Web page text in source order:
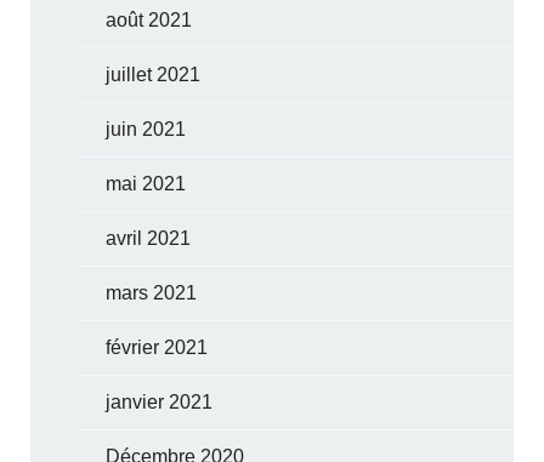
août 2021
juillet 2021
juin 2021
mai 2021
avril 2021
mars 2021
février 2021
janvier 2021
Décembre 2020